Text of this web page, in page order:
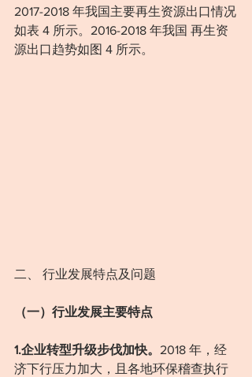
2017-2018 年我国主要再生资源出口情况
如表 4 所示。2016-2018 年我国 再生资
源出口趋势如图 4 所示。
二、 行业发展特点及问题
（一）行业发展主要特点
1.企业转型升级步伐加快。 2018 年，经
济下行压力加大，且各地环保稽查执行